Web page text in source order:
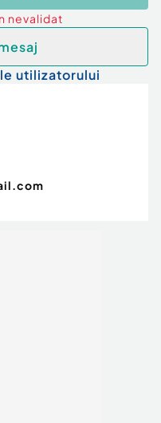
nevalidat
utilizatorului